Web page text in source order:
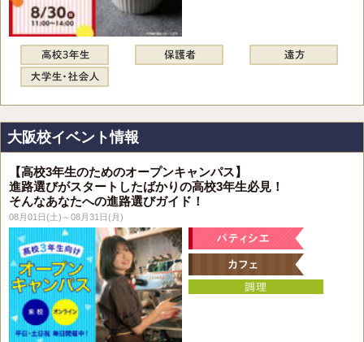
大阪校イベント情報
【高校3年生のためのオープンキャンパス】
進路選びがスタートしたばかりの高校3年生必見！
そんなあなたへの進路選びガイド！
08月01日(土)～08月31日(月)